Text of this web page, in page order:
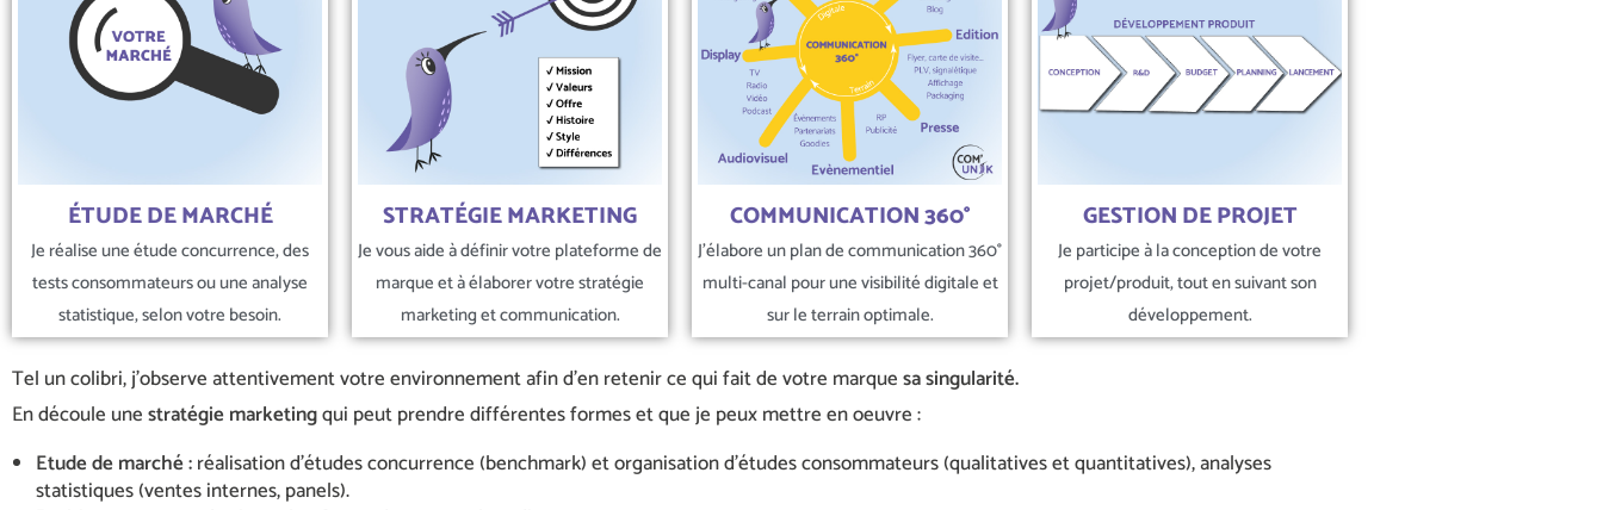
ÉTUDE DE MARCHÉ
Je réalise une étude concurrence, des
tests consommateurs ou une analyse
statistique, selon votre besoin.
STRATÉGIE MARKETING
Je vous aide à définir votre plateforme de
marque et à élaborer votre stratégie
marketing et communication.
COMMUNICATION 360°
J'élabore un plan de communication 360°
multi-canal pour une visibilité digitale et
sur le terrain optimale.
GESTION DE PROJET
Je participe à la conception de votre
projet/produit, tout en suivant son
développement.
Tel un colibri, j’observe attentivement votre environnement afin d’en retenir ce qui fait de votre marquesa singularité.
En découle unestratégie marketingqui peut prendre différentes formes et que je peux mettre en oeuvre :
Etude de marché :réalisation d’études concurrence (benchmark) et organisation d’études consommateurs (qualitatives et quantitatives), analyses
statistiques (ventes internes, panels).